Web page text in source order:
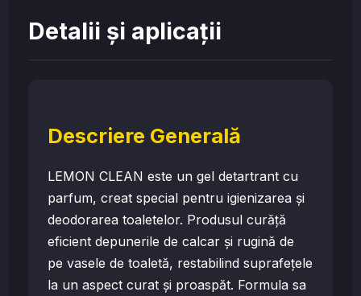
Detalii și aplicații
Descriere Generală
LEMON CLEAN este un gel detartrant cu
parfum, creat special pentru igienizarea și
deodorarea toaletelor. Produsul curăță
eficient depunerile de calcar și rugină de
pe vasele de toaletă, restabilind suprafețele
la un aspect curat și proaspăt. Formula sa